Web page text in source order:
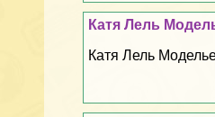
Катя Лель
Катя Лель